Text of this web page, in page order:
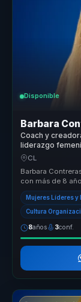
Disponible
Barbara
Coach y
liderazgo
equipos.
CL
Barbara
con más de 8
empoderamien...
Mujeres Líderes y
Cultura
8años 3conf.